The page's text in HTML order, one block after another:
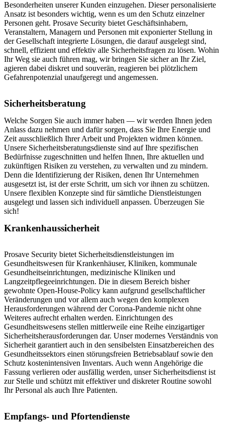
Besonderheiten unserer Kunden einzugehen. Dieser personalisierte
Ansatz ist besonders wichtig, wenn es um den Schutz einzelner
Personen geht. Prosave Security bietet Geschäftsinhabern,
Veranstaltern, Managern und Personen mit exponierter Stellung in
der Gesellschaft integrierte Lösungen, die darauf ausgelegt sind,
schnell, effizient und effektiv alle Sicherheitsfragen zu lösen. Wohin
Ihr Weg sie auch führen mag, wir bringen Sie sicher an Ihr Ziel,
agieren dabei diskret und souverän, reagieren bei plötzlichem
Gefahrenpotenzial unaufgeregt und angemessen.
Sicherheitsberatung
Welche Sorgen Sie auch immer haben — wir werden Ihnen jeden
Anlass dazu nehmen und dafür sorgen, dass Sie Ihre Energie und
Zeit ausschließlich Ihrer Arbeit und Projekten widmen können.
Unsere Sicherheitsberatungsdienste sind auf Ihre spezifischen
Bedürfnisse zugeschnitten und helfen Ihnen, Ihre aktuellen und
zukünftigen Risiken zu verstehen, zu verwalten und zu mindern.
Denn die Identifizierung der Risiken, denen Ihr Unternehmen
ausgesetzt ist, ist der erste Schritt, um sich vor ihnen zu schützen.
Unsere flexiblen Konzepte sind für sämtliche Dienstleistungen
ausgelegt und lassen sich individuell anpassen. Überzeugen Sie
sich!
Krankenhaussicherheit
Prosave Security bietet Sicherheitsdienstleistungen im
Gesundheitswesen für Krankenhäuser, Kliniken, kommunale
Gesundheitseinrichtungen, medizinische Kliniken und
Langzeitpflegeeinrichtungen. Die in diesem Bereich bisher
gewohnte Open-House-Policy kann aufgrund gesellschaftlicher
Veränderungen und vor allem auch wegen den komplexen
Herausforderungen während der Corona-Pandemie nicht ohne
Weiteres aufrecht erhalten werden. Einrichtungen des
Gesundheitswesens stellen mittlerweile eine Reihe einzigartiger
Sicherheitsherausforderungen dar. Unser modernes Verständnis von
Sicherheit garantiert auch in den sensibelsten Einsatzbereichen des
Gesundheitssektors einen störungsfreien Betriebsablauf sowie den
Schutz kostenintensiven Inventars. Auch wenn Angehörige die
Fassung verlieren oder ausfällig werden, unser Sicherheitsdienst ist
zur Stelle und schützt mit effektiver und diskreter Routine sowohl
Ihr Personal als auch Ihre Patienten.
Empfangs- und Pfortendienste